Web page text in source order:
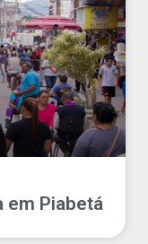
em Piabetá